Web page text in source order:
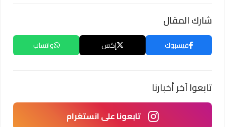
شارك المقال
فيسبوك إكس واتساب
تابعوا آخر أخبارنا
تابعونا على انستغرام